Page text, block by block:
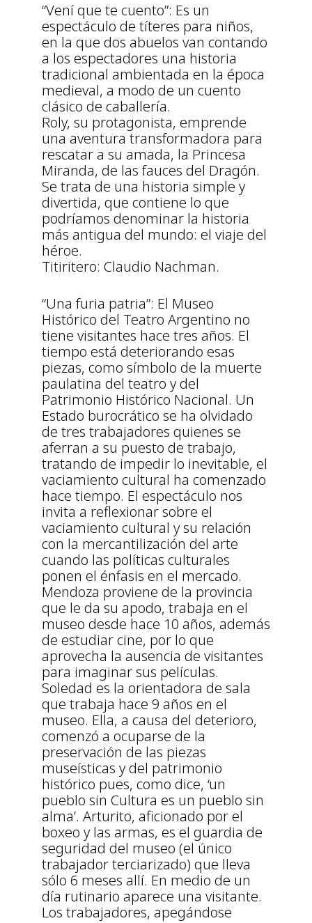
“Vení que te cuento”: Es un
espectáculo de títeres para niños,
en la que dos abuelos van contando
a los espectadores una historia
tradicional ambientada en la época
medieval, a modo de un cuento
clásico de caballería.
Roly, su protagonista, emprende
una aventura transformadora para
rescatar a su amada, la Princesa
Miranda, de las fauces del Dragón.
Se trata de una historia simple y
divertida, que contiene lo que
podríamos denominar la historia
más antigua del mundo: el viaje del
héroe.
Titiritero: Claudio Nachman.
“Una furia patria”: El Museo
Histórico del Teatro Argentino no
tiene visitantes hace tres años. El
tiempo está deteriorando esas
piezas, como símbolo de la muerte
paulatina del teatro y del
Patrimonio Histórico Nacional. Un
Estado burocrático se ha olvidado
de tres trabajadores quienes se
aferran a su puesto de trabajo,
tratando de impedir lo inevitable, el
vaciamiento cultural ha comenzado
hace tiempo. El espectáculo nos
invita a reflexionar sobre el
vaciamiento cultural y su relación
con la mercantilización del arte
cuando las políticas culturales
ponen el énfasis en el mercado.
Mendoza proviene de la provincia
que le da su apodo, trabaja en el
museo desde hace 10 años, además
de estudiar cine, por lo que
aprovecha la ausencia de visitantes
para imaginar sus películas.
Soledad es la orientadora de sala
que trabaja hace 9 años en el
museo. Ella, a causa del deterioro,
comenzó a ocuparse de la
preservación de las piezas
museísticas y del patrimonio
histórico pues, como dice, ‘un
pueblo sin Cultura es un pueblo sin
alma’. Arturito, aficionado por el
boxeo y las armas, es el guardia de
seguridad del museo (el único
trabajador terciarizado) que lleva
sólo 6 meses allí. En medio de un
día rutinario aparece una visitante.
Los trabajadores, apegándose